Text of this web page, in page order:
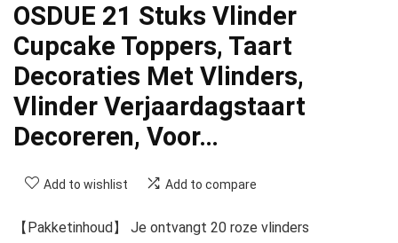
OSDUE 21 Stuks Vlinder
Cupcake Toppers, Taart
Decoraties Met Vlinders,
Vlinder Verjaardagstaart
Decoreren, Voor…
Add to wishlist Add to compare
【Pakketinhoud】 Je ontvangt 20 roze vlinders